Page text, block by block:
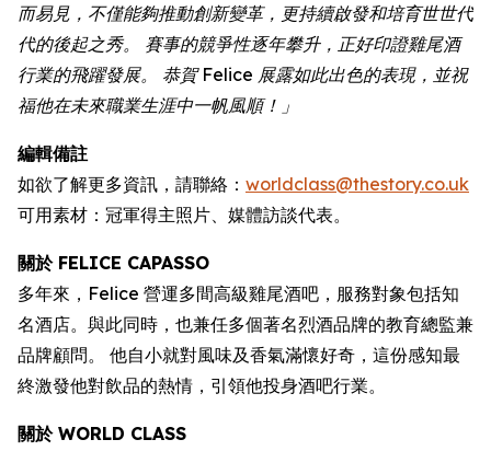
而易見，不僅能夠推動創新變革，更持續啟發和培育世世代
代的後起之秀。 賽事的競爭性逐年攀升，正好印證雞尾酒
行業的飛躍發展。 恭賀 Felice 展露如此出色的表現，並祝
福他在未來職業生涯中一帆風順！」
編輯備註
如欲了解更多資訊，請聯絡： worldclass@thestory.co.uk
可用素材：冠軍得主照片、媒體訪談代表。
關於 FELICE CAPASSO
多年來，Felice 營運多間高級雞尾酒吧，服務對象包括知
名酒店。與此同時，也兼任多個著名烈酒品牌的教育總監兼
品牌顧問。 他自小就對風味及香氣滿懷好奇，這份感知最
終激發他對飲品的熱情，引領他投身酒吧行業。
關於 WORLD CLASS